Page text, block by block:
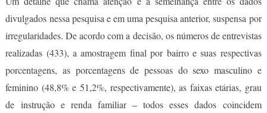
divulgados nessa pesquisa e em uma pesquisa anterior, suspensa por
irregularidades. De acordo com a decisão, os números de entrevistas
realizadas (433), a amostragem final por bairro e suas respectivas
porcentagens, as porcentagens de pessoas do sexo masculino e
feminino (48,8% e 51,2%, respectivamente), as faixas etárias, grau
de instrução e renda familiar – todos esses dados coincidem